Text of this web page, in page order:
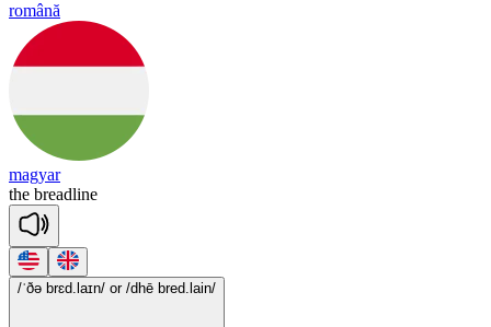
română
magyar
the breadline
/ˈðə brɛd.laɪn/ or /dhē bred.lain/